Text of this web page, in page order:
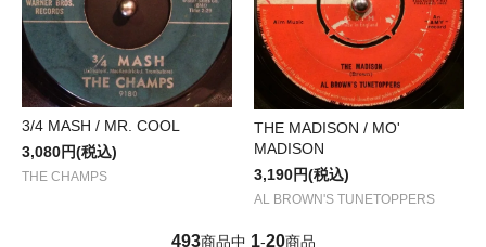
3/4 MASH / MR. COOL
3,080円(税込)
THE CHAMPS
THE MADISON / MO'
MADISON
3,190円(税込)
AL BROWN'S TUNETOPPERS
493商品中 1-20商品